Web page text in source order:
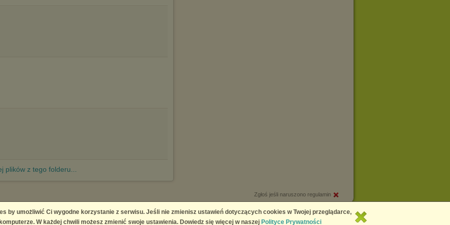
plików z tego folderu...
Zgłoś jeśli naruszono regulamin
infringement
Copyright © 2026Chomikuj.pl
by umożliwić Ci wygodne korzystanie z serwisu. Jeśli nie zmienisz ustawień dotyczących cookies w Twojej przeglądarce,
W każdej chwili możesz zmienić swoje ustawienia. Dowiedz się więcej w naszej Polityce Prywatności